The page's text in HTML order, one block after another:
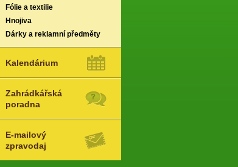
Fólie a textilie
Hnojiva
Dárky a reklamní předměty
Kalendárium
Zahrádkářská
poradna
E-mailový
zpravodaj